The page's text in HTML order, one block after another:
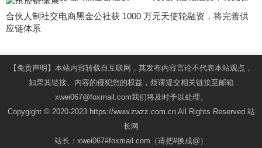
合伙人制社交电商黑金公社获 1000 万元天使轮融资，将完善供
应链体系
【免责声明】本站内容转载自互联网，其发布内容言论不代表本站观点，
如果其链接、内容的侵犯您的权益，烦请提交相关链接至邮箱
xwei067@foxmail.com我们将及时予以处理。
Copygight © 2020-2023 https://www.zwzz.com.cn All Rights Reserved.站
长网
站长：xwei067#foxmail.com（请把#换成@）